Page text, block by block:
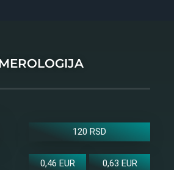
120 RSD
0,46 EUR 0,63 EUR